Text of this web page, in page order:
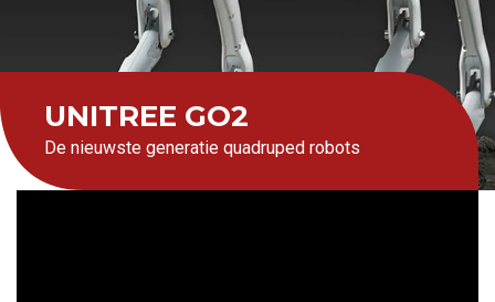
UNITREE GO2
De nieuwste generatie quadruped robots